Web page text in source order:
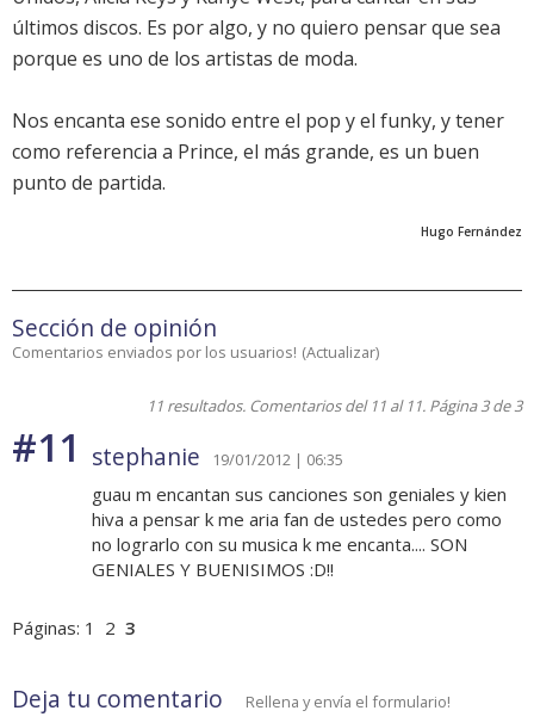
últimos discos. Es por algo, y no quiero pensar que sea
porque es uno de los artistas de moda.
Nos encanta ese sonido entre el pop y el funky, y tener
como referencia a Prince, el más grande, es un buen
punto de partida.
Hugo Fernández
Sección de opinión
Comentarios enviados por los usuarios! (Actualizar)
11 resultados. Comentarios del 11 al 11. Página 3 de 3
#11 stephanie 19/01/2012 | 06:35
guau m encantan sus canciones son geniales y kien
hiva a pensar k me aria fan de ustedes pero como
no lograrlo con su musica k me encanta.... SON
GENIALES Y BUENISIMOS :D!!
Páginas: 1 2 3
Deja tu comentario Rellena y envía el formulario!